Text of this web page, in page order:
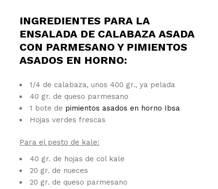
INGREDIENTES PARA LA
ENSALADA DE CALABAZA ASADA
CON PARMESANO Y PIMIENTOS
ASADOS EN HORNO:
1/4 de calabaza, unos 400 gr., ya pelada
40 gr. de queso parmesano
1 bote de pimientos asados en horno Ibsa
Hojas verdes frescas
Para el pesto de kale:
40 gr. de hojas de col kale
20 gr. de nueces
20 gr. de queso parmesano